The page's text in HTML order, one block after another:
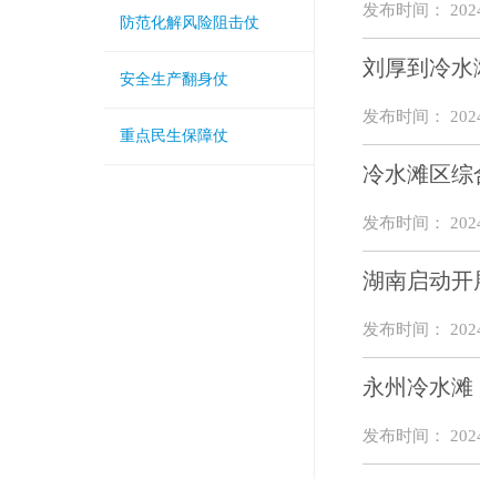
防范化解风险阻击仗
安全生产翻身仗
重点民生保障仗
发布时间：
刘厚到冷
发布时间：
冷水滩区
发布时间：
湖南启动开
发布时间：
永州冷水滩
发布时间：